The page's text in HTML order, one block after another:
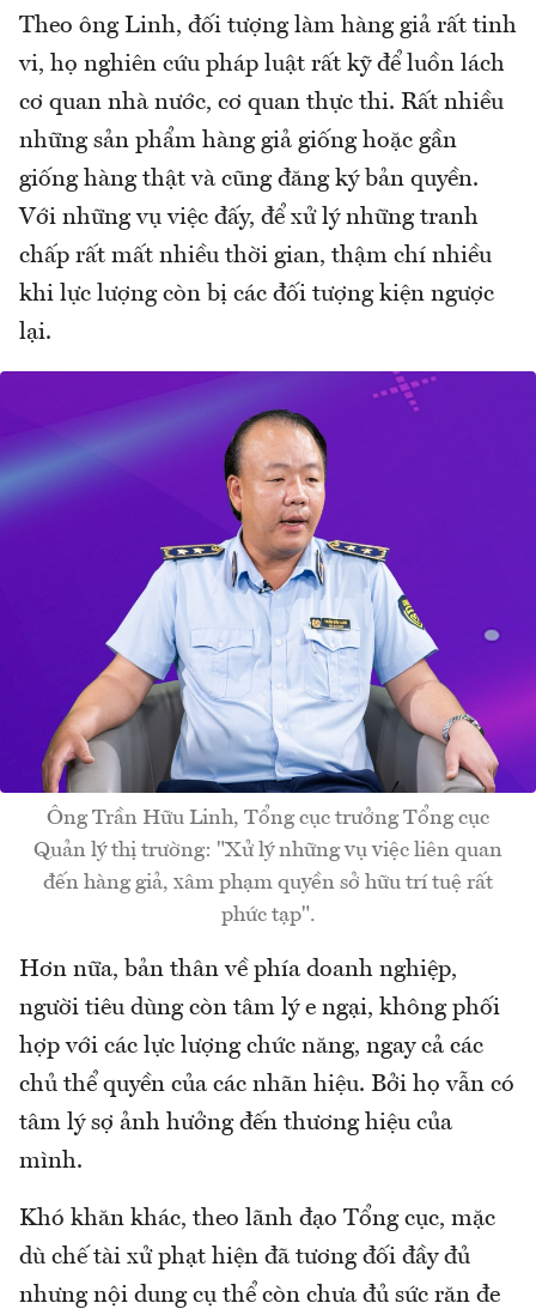
Theo ông Linh, đối tượng làm hàng giả rất tinh
vi, họ nghiên cứu pháp luật rất kỹ để luồn lách
cơ quan nhà nước, cơ quan thực thi. Rất nhiều
những sản phẩm hàng giả giống hoặc gần
giống hàng thật và cũng đăng ký bản quyền.
Với những vụ việc đấy, để xử lý những tranh
chấp rất mất nhiều thời gian, thậm chí nhiều
khi lực lượng còn bị các đối tượng kiện ngược
lại.
Ông Trần Hữu Linh, Tổng cục trưởng Tổng cục
Quản lý thị trường: "Xử lý những vụ việc liên quan
đến hàng giả, xâm phạm quyền sở hữu trí tuệ rất
phức tạp".
Hơn nữa, bản thân về phía doanh nghiệp,
người tiêu dùng còn tâm lý e ngại, không phối
hợp với các lực lượng chức năng, ngay cả các
chủ thể quyền của các nhãn hiệu. Bởi họ vẫn có
tâm lý sợ ảnh hưởng đến thương hiệu của
mình.
Khó khăn khác, theo lãnh đạo Tổng cục, mặc
dù chế tài xử phạt hiện đã tương đối đầy đủ
nhưng nội dung cụ thể còn chưa đủ sức răn đe